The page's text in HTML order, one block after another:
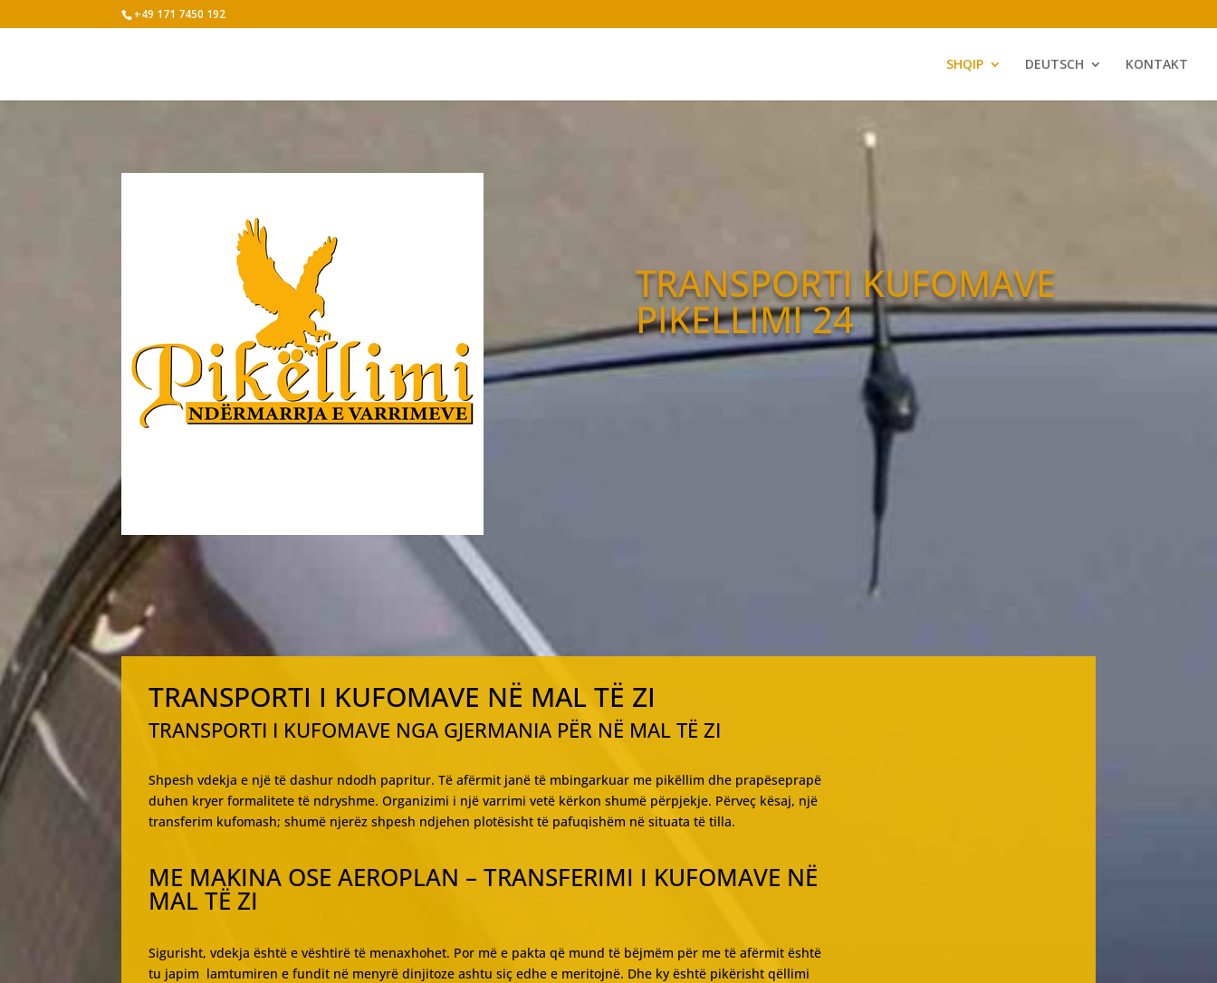
+49 171 7450 192
SHQIP DEUTSCH KONTAKT
TRANSPORTI KUFOMAVE
PIKELLIMI 24
TRANSPORTI I KUFOMAVE NË MAL TË ZI
TRANSPORTI I KUFOMAVE NGA GJERMANIA PËR NË MAL TË ZI
Shpesh vdekja e një të dashur ndodh papritur. Të afërmit janë të mbingarkuar me pikëllim dhe prapëseprapë
duhen kryer formalitete të ndryshme. Organizimi i një varrimi vetë kërkon shumë përpjekje. Përveç kësaj, një
transferim kufomash; shumë njerëz shpesh ndjehen plotësisht të pafuqishëm në situata të tilla.
ME MAKINA OSE AEROPLAN – TRANSFERIMI I KUFOMAVE NË
MAL TË ZI
Sigurisht, vdekja është e vështirë të menaxhohet. Por më e pakta që mund të bëjmëm për me të afërmit është
tu japim lamtumiren e fundit në menyrë dinjitoze ashtu siç edhe e meritojnë. Dhe ky është pikërisht qëllimi